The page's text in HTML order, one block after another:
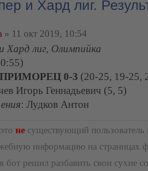
и Хард лиг.
» 11 окт 2019, 10:54
Хард лиг, Олимпийка
0-3 (20-25, 19-25,
Игорь Геннадьевич (5, 5)
: Лудков Антон
не существующий пользователь
информацию на страницах
бот решил разбавить свои сухие